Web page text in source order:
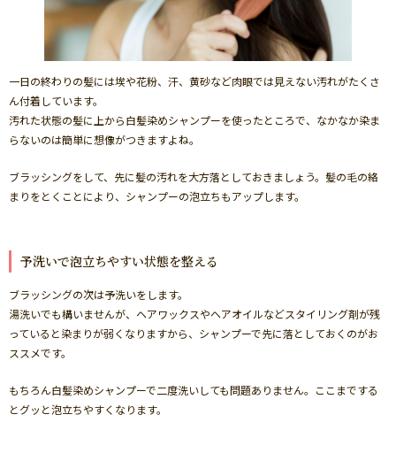
一日の終わりの髪には埃や花粉、汗、黄砂など肉眼では見えない汚れがたくさ
ん付着しています。
汚れた状態の髪に上から白髪染めシャンプーを使ったところで、なかなか染ま
らないのは簡単に想像がつきますよね。
ブラッシングをして、先に髪の汚れを大方落としておきましょう。髪の毛の絡
まりをとくことにより、シャンプーの泡立ちもアップします。
予洗いで泡立ちやすい状態を整える
ブラッシングの次は予洗いをします。
湯洗いでも構いませんが、ヘアワックスやヘアオイルなどスタイリング剤が残
っていると染まりが弱くなりますから、シャンプーで先に落としておくのがお
ススメです。
もちろん白髪染めシャンプーで二度洗いしても問題ありません。ここまでする
とグッと泡立ちやすくなります。